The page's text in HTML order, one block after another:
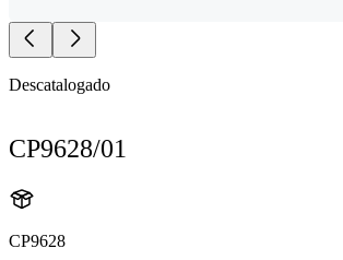
Descatalogado
CP9628/01
CP9628